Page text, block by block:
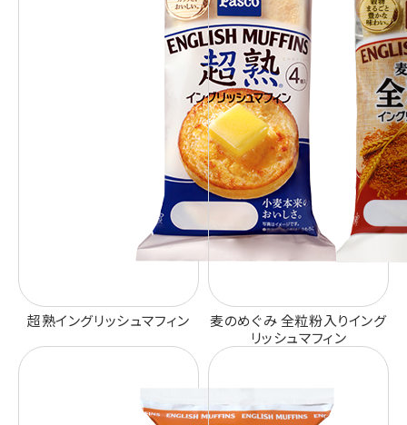
超熟イングリッシュマフィン
麦のめぐみ 全粒粉入りイング
リッシュマフィン